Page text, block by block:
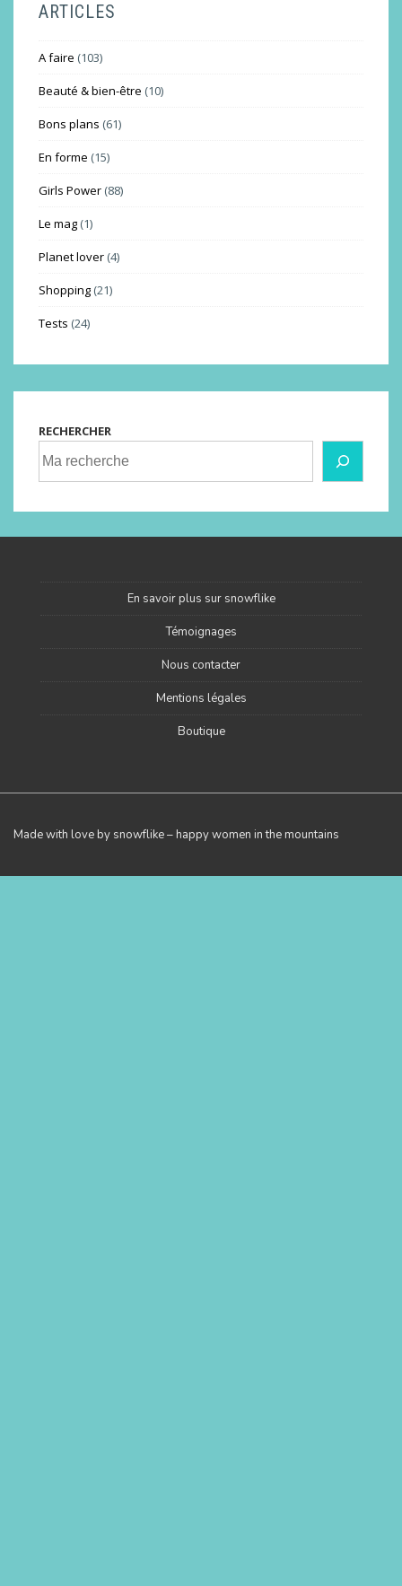
ARTICLES
A faire (103)
Beauté & bien-être (10)
Bons plans (61)
En forme (15)
Girls Power (88)
Le mag (1)
Planet lover (4)
Shopping (21)
Tests (24)
RECHERCHER
En savoir plus sur snowflike
Témoignages
Nous contacter
Mentions légales
Boutique
Made with love by snowflike – happy women in the mountains